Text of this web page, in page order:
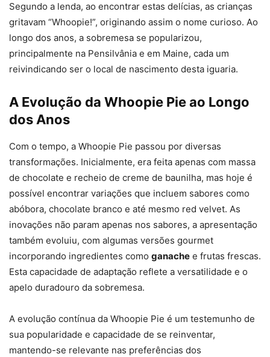
Segundo a lenda, ao encontrar estas delícias, as crianças
gritavam “Whoopie!”, originando assim o nome curioso. Ao
longo dos anos, a sobremesa se popularizou,
principalmente na Pensilvânia e em Maine, cada um
reivindicando ser o local de nascimento desta iguaria.
A Evolução da Whoopie Pie ao Longo
dos Anos
Com o tempo, a Whoopie Pie passou por diversas
transformações. Inicialmente, era feita apenas com massa
de chocolate e recheio de creme de baunilha, mas hoje é
possível encontrar variações que incluem sabores como
abóbora, chocolate branco e até mesmo red velvet. As
inovações não param apenas nos sabores, a apresentação
também evoluiu, com algumas versões gourmet
incorporando ingredientes como ganache e frutas frescas.
Esta capacidade de adaptação reflete a versatilidade e o
apelo duradouro da sobremesa.
A evolução contínua da Whoopie Pie é um testemunho de
sua popularidade e capacidade de se reinventar,
mantendo-se relevante nas preferências dos